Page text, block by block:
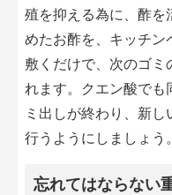
殖を抑える為に、酢
めたお酢を、キッチン
敷くだけで、次のゴミ
れます。クエン酸で
ミ出しが終わり、新
行うようにしましょう。
忘れてはならない